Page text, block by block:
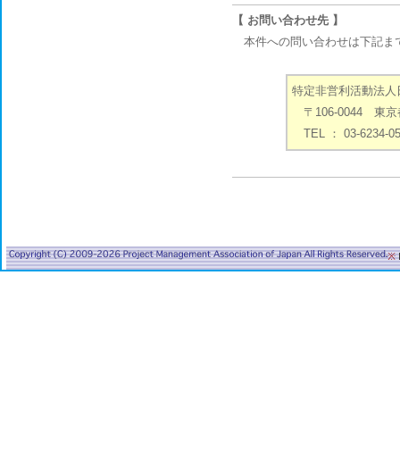
【 お問い合わせ先 】
本件への問い合わせは下記ま
特定非営利活動法
〒106-0044 東京
TEL ： 03-6234-
※